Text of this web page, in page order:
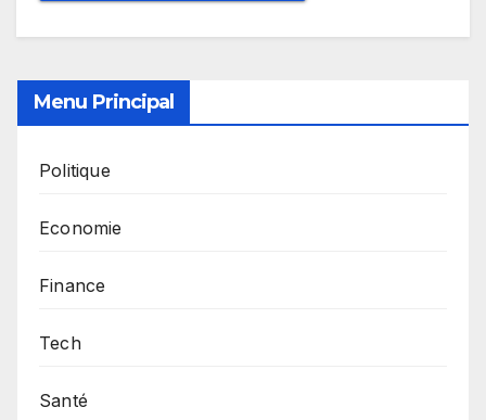
Menu Principal
Politique
Economie
Finance
Tech
Santé